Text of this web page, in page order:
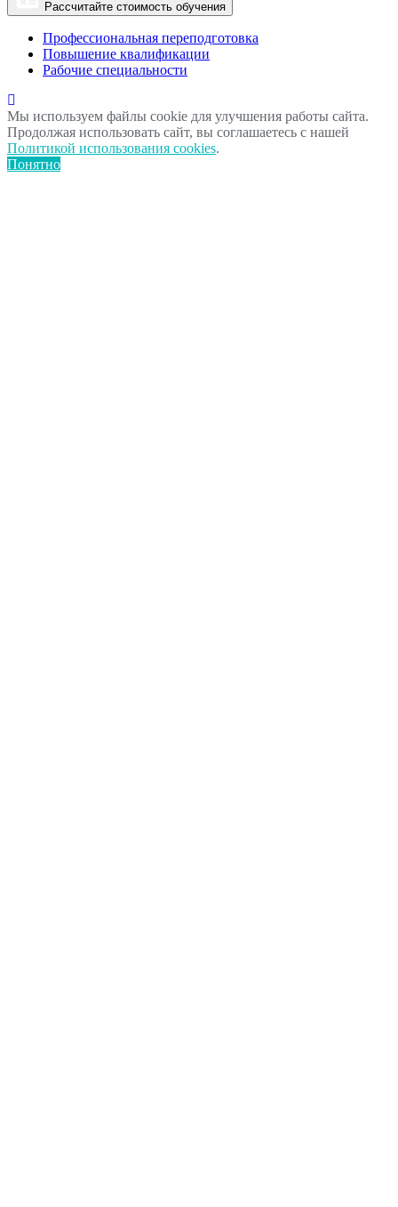
Рассчитайте стоимость обучения
Профессиональная переподготовка
Повышение квалификации
Рабочие специальности
Мы используем файлы cookie для улучшения работы сайта.
Продолжая использовать сайт, вы соглашаетесь с нашей
Политикой использования cookies.
Понятно